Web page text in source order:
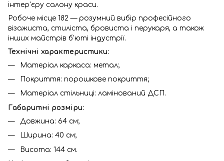
інтер'єру салону краси.
Робоче місце 182 — розумний вибір професійного
візажиста, стиліста, бровиста і перукаря, а також
інших майстрів б'юті індустрії.
Технічні характеристики:
Матеріал каркаса: метал;
Покриття: порошкове покриття;
Матеріал стільниці: ламінований ДСП.
Габаритні розміри:
Довжина: 64 см;
Ширина: 40 см;
Висота: 144 см.